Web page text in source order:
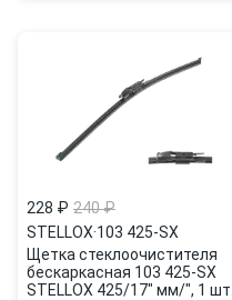
228 ₽ 240 ₽
STELLOX·103 425-SX
Щетка стеклоочистителя
бескаркасная 103 425-SX
STELLOX 425/17" мм/", 1 шт.